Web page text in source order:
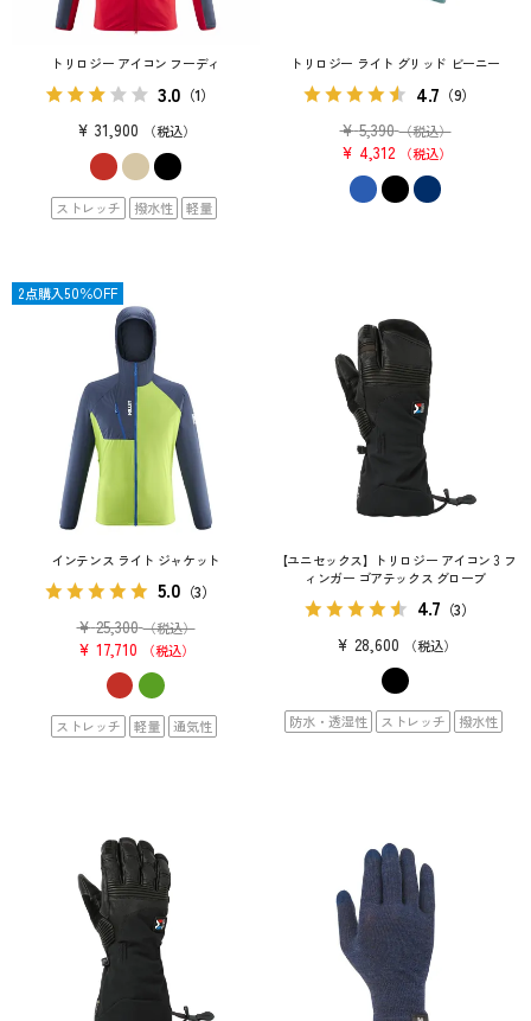
トリロジー アイコン フーディ
3.0 （1）
¥ 31,900 税込
ストレッチ 撥水性 軽量
トリロジー ライト グリッド ビーニー
4.7 （9）
¥ 5,390 （税込）
¥ 4,312 税込
インテンス ライト ジャケット
5.0 （3）
¥ 25,300 （税込）
¥ 17,710 税込
OUTLET
ストレッチ 軽量 通気性
2点購入50％OFF
【ユニセックス】トリロジー アイコン 3 フ
ィンガー ゴアテックス グローブ
4.7 （3）
¥ 28,600 税込
防水・透湿性 ストレッチ 撥水性